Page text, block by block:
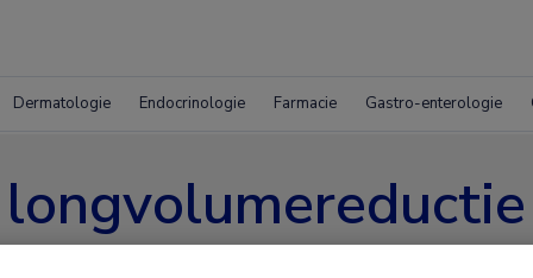
Dermatologie Endocrinologie Farmacie Gastro-enterologie
longvolumereductie